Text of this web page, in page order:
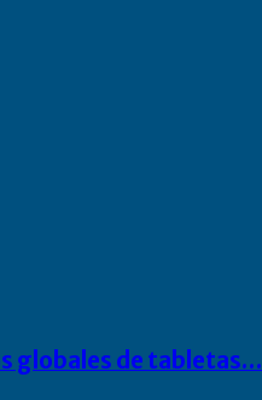
globales de tabletas…